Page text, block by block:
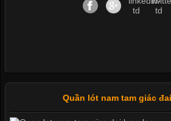
Quần lót nam tam giác